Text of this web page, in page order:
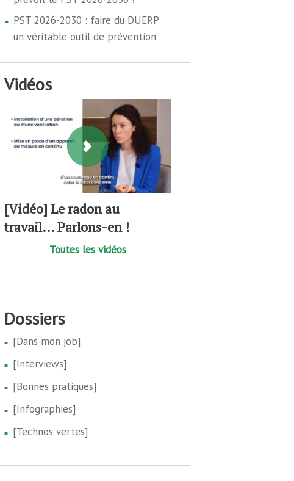
PST 2026-2030 : faire du DUERP
un véritable outil de prévention
vidéos
[Vidéo] Le radon au
travail… Parlons-en !
Toutes les vidéos
dossiers
[Dans mon job]
[Interviews]
[Bonnes pratiques]
[Infographies]
[Technos vertes]